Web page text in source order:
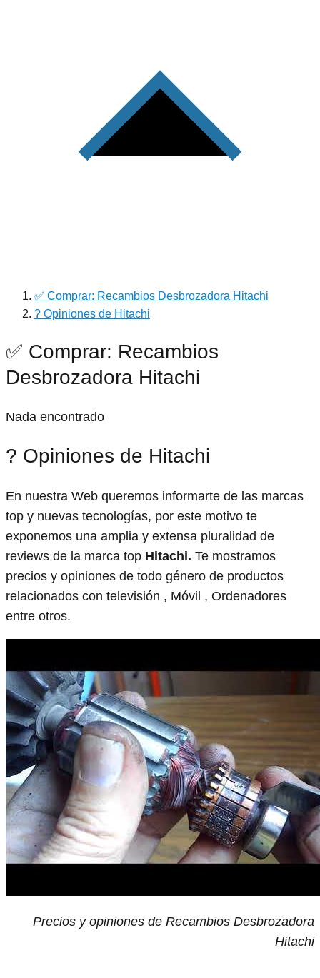
✅ Comprar: Recambios Desbrozadora Hitachi
? Opiniones de Hitachi
✅ Comprar: Recambios
Desbrozadora Hitachi
Nada encontrado
? Opiniones de Hitachi
En nuestra Web queremos informarte de las marcas
top y nuevas tecnologías, por este motivo te
exponemos una amplia y extensa pluralidad de
reviews de la marca top Hitachi. Te mostramos
precios y opiniones de todo género de productos
relacionados con televisión , Móvil , Ordenadores
entre otros.
Precios y opiniones de Recambios Desbrozadora
Hitachi